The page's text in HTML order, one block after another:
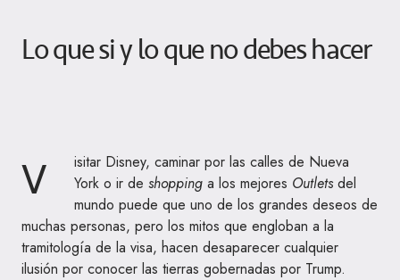
Lo que si y lo que no debes hacer
V
isitar Disney, caminar por las calles de Nueva
York o ir deshopping a los mejores Outletsdel
mundo puede que uno de los grandes deseos de
muchas personas, pero los mitos que engloban a la
tramitología de la visa, hacen desaparecer cualquier
ilusión por conocer las tierras gobernadas por Trump.